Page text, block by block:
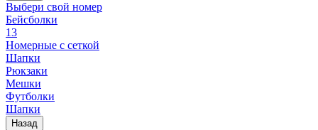
Выбери свой номер
Бейсболки
13
Номерные с сеткой
Шапки
Рюкзаки
Мешки
Футболки
Шапки
Назад